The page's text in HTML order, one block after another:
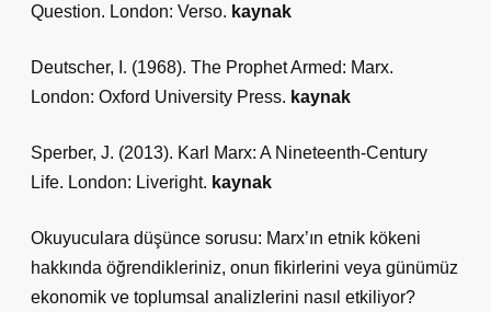
Question. London: Verso. kaynak
Deutscher, I. (1968). The Prophet Armed: Marx.
London: Oxford University Press. kaynak
Sperber, J. (2013). Karl Marx: A Nineteenth-Century
Life. London: Liveright. kaynak
Okuyuculara düşünce sorusu: Marx’ın etnik kökeni
hakkında öğrendikleriniz, onun fikirlerini veya günümüz
ekonomik ve toplumsal analizlerini nasıl etkiliyor?